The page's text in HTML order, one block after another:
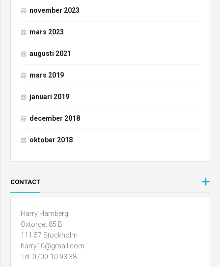
november 2023
mars 2023
augusti 2021
mars 2019
januari 2019
december 2018
oktober 2018
CONTACT
Harry Hamberg
Oxtorget 85 B
111 57 Stockholm
harry10@gmail.com
Tel. 0700-10 93 38